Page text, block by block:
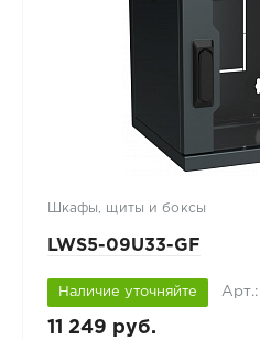
Шкафы, щиты и боксы
LWS5-09U33-GF
Наличие уточняйте
11 249 руб.